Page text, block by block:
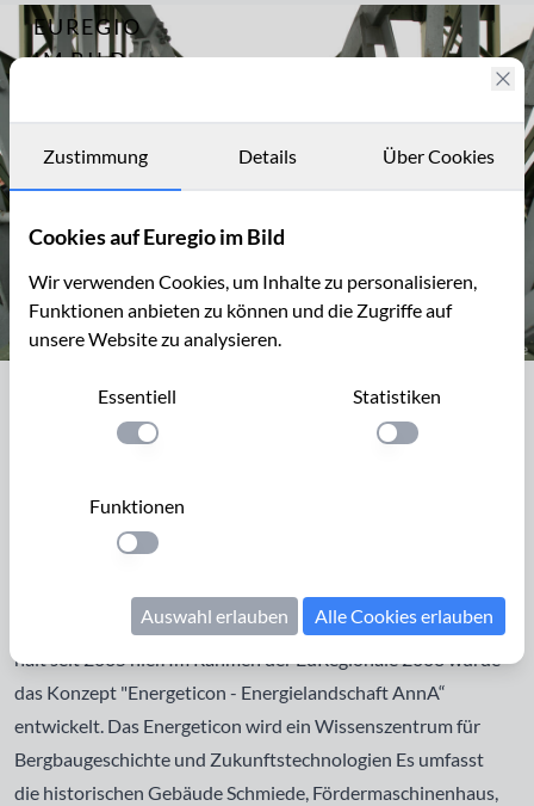
EUREGIO
IM BILD
Archiv
Kontakt
Archiv 3705
Auf dem Förderturm des Hauptschachts
der Zeche Anna I, Alsdorf
der Anna-Park, das Anna-Park-Center mit
Dienstleistungen, Einzelhandel, Freizeit und Wohnanlagen
entstanden. Die Euregiobahn aus Richtung Herzogenrath
hält seit 2005 hier. Im Rahmen der EuRegionale 2008 wurde
das Konzept "Energeticon - Energielandschaft AnnA“
entwickelt. Das Energeticon wird ein Wissenszentrum für
Bergbaugeschichte und Zukunftstechnologien Es umfasst
die historischen Gebäude Schmiede, Fördermaschinenhaus,
Zustimmung Details Über Cookies
Cookies auf Euregio im Bild
Wir verwenden Cookies, um Inhalte zu personalisieren,
Funktionen anbieten zu können und die Zugriffe auf
unsere Website zu analysieren.
Essentiell
Einstellung anwenden
Statistiken
Einstellung
Funktionen
Einstellung anwenden
Auswahl erlauben Alle Cookies erlauben